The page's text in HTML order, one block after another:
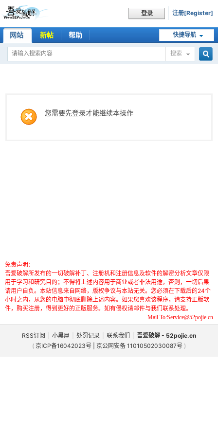
登录 注册[Register]
快捷导航
网站 新帖 帮助
搜索
您需要先登录才能继续本操作
免责声明：
吾爱破解所发布的一切破解补丁、注册机和注册信息及软件的解密分析文章仅限
用于学习和研究目的；不得将上述内容用于商业或者非法用途，否则，一切后果
请用户自负。本站信息来自网络，版权争议与本站无关。您必须在下载后的24个
小时之内，从您的电脑中彻底删除上述内容。如果您喜欢该程序，请支持正版软
件，购买注册，得到更好的正版服务。如有侵权请邮件与我们联系处理。
Mail To:Service@52pojie.cn
RSS订阅 小黑屋 处罚记录 联系我们
吾爱破解 - 52pojie.cn
( 京ICP备16042023号 | 京公网安备 11010502030087号 )